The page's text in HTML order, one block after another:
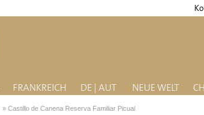
FRANKREICH DE | AUT NEUE WELT
»Castillo de Canena Reserva Familiar Picual